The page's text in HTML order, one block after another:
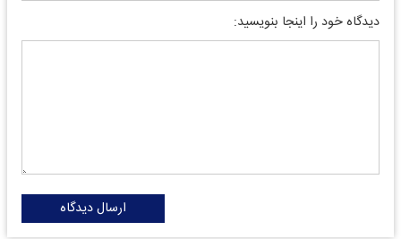
دیدگاه خود را اینجا بنویسید:
ارسال دیدگاه